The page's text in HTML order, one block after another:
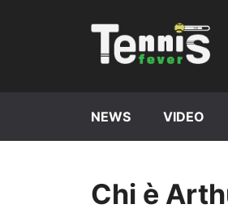
NEWS VIDEO
Chi è